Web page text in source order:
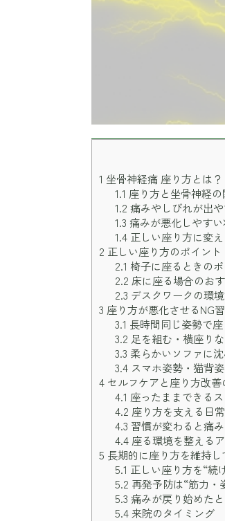
1 坐骨神経痛 座り方とは
1.1 座り方と坐骨神経
1.2 痛みやしびれが出
1.3 痛みが悪化しやす
1.4正しい座り方に変
2 正しい座り方のポイン
2.1 椅子に座るときの
2.2 床に座る場合のお
2.3 デスクワークの環
3 座り方が悪化させるNG
3.1 長時間同じ姿勢で
3.2 足を組む・横座り
3.3 柔らかいソファに
3.4スマホ姿勢・猫背
4 セルフケアと座り方改
4.1 座ったままできる
4.2 座り方を支える日
4.3 習慣が変わると痛
4.4座る環境を整える
5 長期的に座り方を維持
5.1 正しい座り方を“続
5.2 再発予防は“筋力・
5.3 痛みが戻り始めた
5.4来院のタイミング